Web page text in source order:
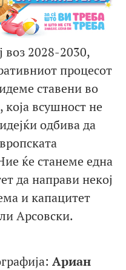
воз 2028-2030,
процесот
ставени во
всушност не
одбива да
ќе станеме една
да направи некој
и капацитет
Арсовски.
Ариан